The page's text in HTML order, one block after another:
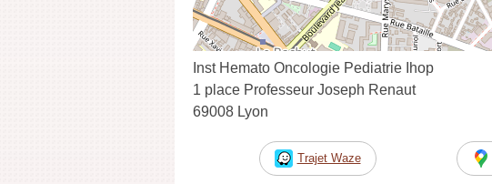
Inst Hemato Oncologie Pediatrie Ihop
1 place Professeur Joseph Renaut
69008 Lyon
Trajet Waze